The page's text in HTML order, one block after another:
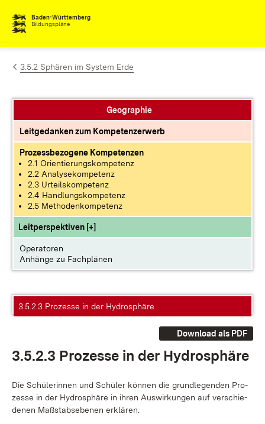
Zum Inhalt springen
Baden-Württemberg
Bildungspläne
3.5.2 Sphären im System Erde
Geographie
Leitgedanken zum Kompetenzerwerb
Prozessbezogene Kompetenzen
2.1 Orientierungskompetenz
2.2 Analysekompetenz
2.3 Urteilskompetenz
2.4 Handlungskompetenz
2.5 Methodenkompetenz
Leitperspektiven [+]
Operatoren
Anhänge zu Fachplänen
3.5.2.3 Prozesse in der Hydrosphäre
Download als PDF
3.5.2.3 Pro­zes­se in der Hy­dro­sphä­re
Die Schü­le­rin­nen und Schü­ler kön­nen die grund­le­gen­den Pro­
zes­se in der Hy­dro­sphä­re in ih­ren Aus­wir­kun­gen auf ver­schie­
de­nen Maß­stabs­ebe­nen er­klä­ren.